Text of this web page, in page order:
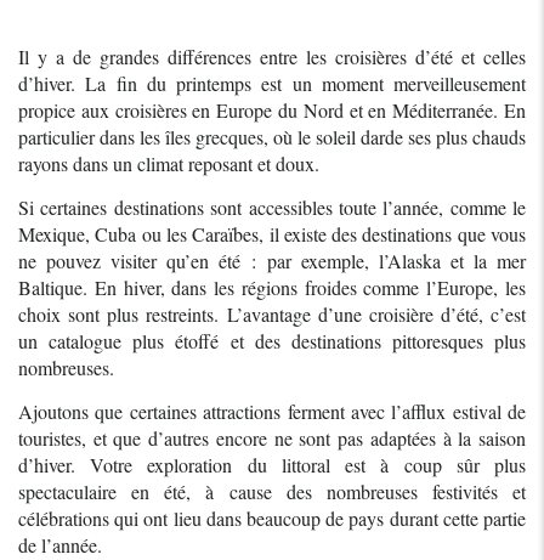
Il y a de grandes différences entre les croisières d’été et celles
d’hiver. La fin du printemps est un moment merveilleusement
propice aux croisières en Europe du Nord et en Méditerranée. En
particulier dans les îles grecques, où le soleil darde ses plus chauds
rayons dans un climat reposant et doux.
Si certaines destinations sont accessibles toute l’année, comme le
Mexique, Cuba ou les Caraïbes, il existe des destinations que vous
ne pouvez visiter qu’en été : par exemple, l’Alaska et la mer
Baltique. En hiver, dans les régions froides comme l’Europe, les
choix sont plus restreints. L’avantage d’une croisière d’été, c’est
un catalogue plus étoffé et des destinations pittoresques plus
nombreuses.
Ajoutons que certaines attractions ferment avec l’afflux estival de
touristes, et que d’autres encore ne sont pas adaptées à la saison
d’hiver. Votre exploration du littoral est à coup sûr plus
spectaculaire en été, à cause des nombreuses festivités et
célébrations qui ont lieu dans beaucoup de pays durant cette partie
de l’année.